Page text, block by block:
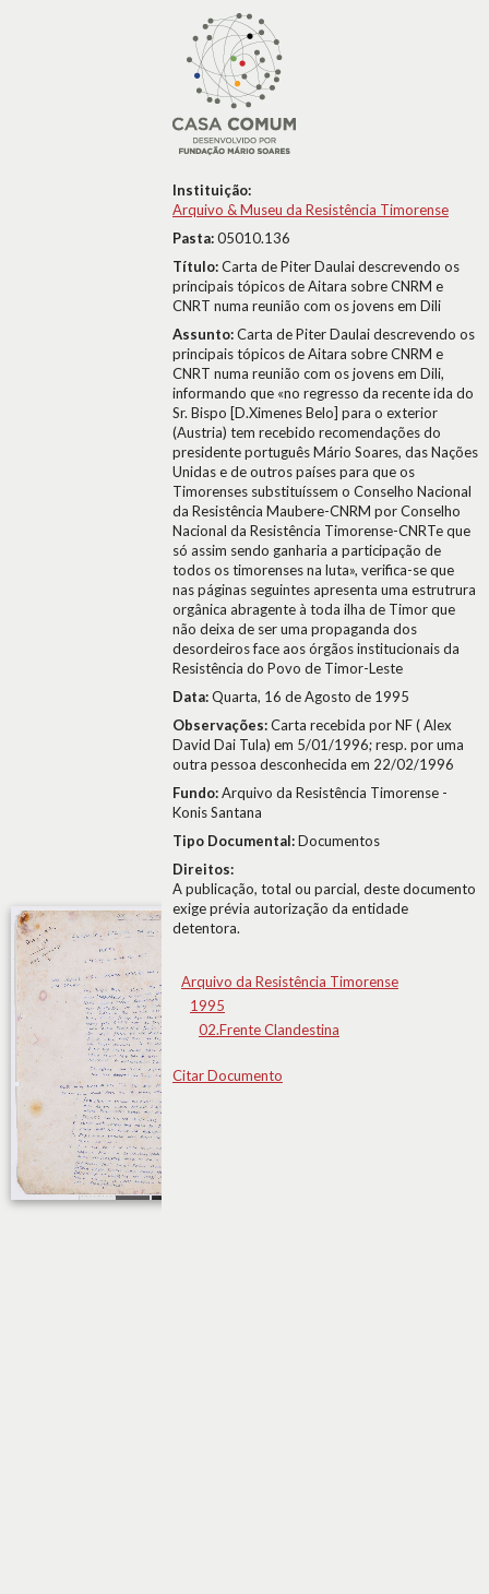
Instituição:
Arquivo & Museu da Resistência Timorense
Pasta:05010.136
Título:Carta de Piter Daulai descrevendo os
principais tópicos de Aitara sobre CNRM e
CNRT numa reunião com os jovens em Dili
Assunto:Carta de Piter Daulai descrevendo os
principais tópicos de Aitara sobre CNRM e
CNRT numa reunião com os jovens em Dili,
informando que «no regresso da recente ida do
Sr. Bispo [D.Ximenes Belo] para o exterior
(Austria) tem recebido recomendações do
presidente português Mário Soares, das Nações
Unidas e de outros países para que os
Timorenses substituíssem o Conselho Nacional
da Resistência Maubere-CNRM por Conselho
Nacional da Resistência Timorense-CNRTe que
só assim sendo ganharia a participação de
todos os timorenses na luta», verifica-se que
nas páginas seguintes apresenta uma estrutrura
orgânica abragente à toda ilha de Timor que
não deixa de ser uma propaganda dos
desordeiros face aos órgãos institucionais da
Resistência do Povo de Timor-Leste
Data:Quarta, 16 de Agosto de 1995
Observações:Carta recebida por NF ( Alex
David Dai Tula) em 5/01/1996; resp. por uma
outra pessoa desconhecida em 22/02/1996
Fundo:Arquivo da Resistência Timorense -
Konis Santana
Tipo Documental:Documentos
Direitos:
A publicação, total ou parcial, deste documento
exige prévia autorização da entidade
detentora.
Arquivo da Resistência Timorense
1995
02.Frente Clandestina
Citar Documento